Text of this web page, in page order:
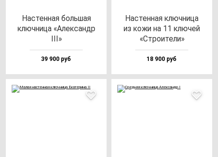
Нас­тен­ная боль­шая
ключ­ни­ца «Алек­сандр
III»
39 900 руб
Нас­тен­ная ключ­ни­ца
из ко­жи на 11 клю­чей
«Стро­ите­ли»
18 900 руб